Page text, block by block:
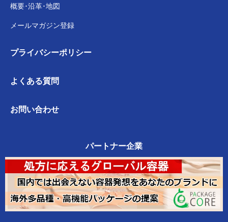
概要･沿革･地図
メールマガジン登録
よくある質問
プライバシーポリシー
お問い合わせ
パートナー企業